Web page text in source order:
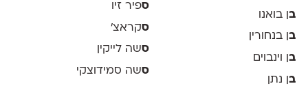
בן בואנו
בן בנחורין
בן וינבוים
בן נתן
ספיר זיו
סקראצ׳
סשה לייקין
סשה סמידוצקי